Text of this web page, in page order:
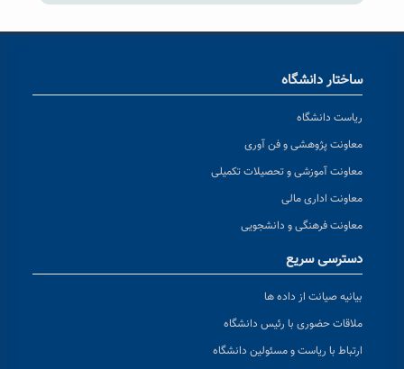
ساختار دانشگاه
ریاست دانشگاه
معاونت پژوهشی و فن آوری
معاونت آموزشی و تحصیلات تکمیلی
معاونت اداری مالی
معاونت فرهنگی و دانشجویی
دسترسی سریع
بیانیه صیانت از داده ها
ملاقات حضوری با رئیس دانشگاه
ارتباط با ریاست و مسئولین دانشگاه